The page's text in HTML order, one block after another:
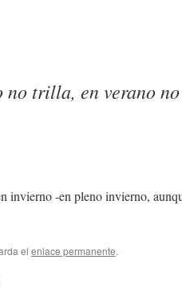
trilla, en verano no
invierno -en pleno invierno,
el enlace permanente.